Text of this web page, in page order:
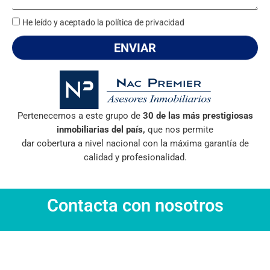
*
a
e
He leído y aceptado la política de privacidad
ENVIAR
Pertenecemos a este grupo de 30 de las más prestigiosas
inmobiliarias del país, que nos permite
dar cobertura a nivel nacional con la máxima garantía de
calidad y profesionalidad.
Contacta con nosotros